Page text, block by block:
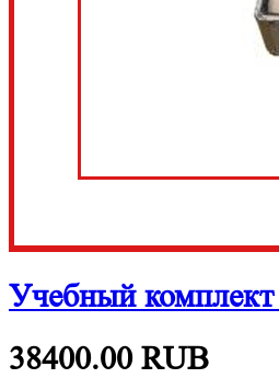
Учебный
38400.00RUB